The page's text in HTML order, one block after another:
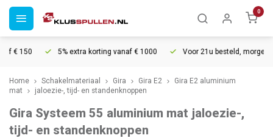
0
5% extra korting vanaf € 1000 Voor 21u besteld, morgen in
Home Schakelmateriaal Gira Gira E2
Gira E2 aluminium
mat
jaloezie-, tijd- en standenknoppen
Gira Systeem 55 aluminium mat jaloezie-,
tijd- en standenknoppen